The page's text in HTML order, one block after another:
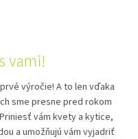
vami!
výročie! A to len vďaka
sme presne pred rokom
vám kvety a kytice,
a umožňujú vám vyjadriť